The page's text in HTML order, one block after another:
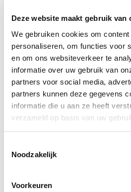
Deze website maakt gebruik van
We gebruiken cookies om
personaliseren, om functies voor
en om ons websiteverkeer te
informatie over uw gebruik van
partners voor social media,
partners kunnen deze gegevens
informatie die u aan ze heeft
verzameld op basis van uw
Noodzakelijk
Voorkeuren
Search
Search
Home
Login
Customer Login
Registered Customers
If you have an account, sign in with
Sign In